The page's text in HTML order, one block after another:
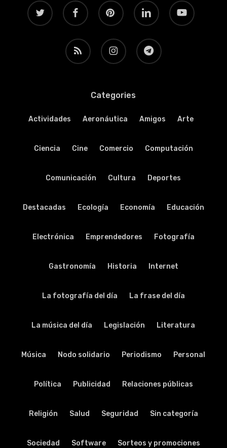
twitter facebook pinterest linkedin youtube
RSS instagram telegram
Categories
Actividades Aeronáutica Amigos Arte
Ciencia Cine Comercio Computación
Comunicación Cultura Deportes
Destacadas Ecología Economía Educación
Electrónica Emprendedores Fotografía
Gastronomía Historia Internet
La fotografía del día La frase del día
La música del día Legislación Literatura
Música Nodo solidario Periodismo Personal
Política Publicidad Relaciones públicas
Religión Salud Seguridad Sin categoría
Sociedad Software Sorteos y promociones